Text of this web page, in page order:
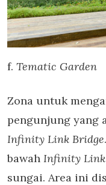
f. Tematic Garden
Zona untuk
pengunjung yang
Infinity Link Bridge
bawah Infinity Link
sungai. Area ini